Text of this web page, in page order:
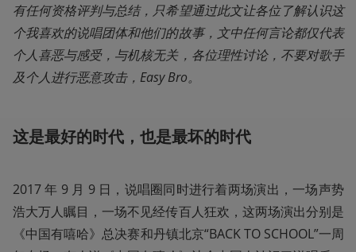
有任何资格评判与总结，只希望通过此文让各位了解认识这
个我喜欢的说唱团体和他们的故事，文中任何言论都仅代表
个人喜恶与感受，与机核无关，各位理性讨论，不要对歌手
及个人进行恶意攻击，Easy Bro。
这是最好的时代，也是最坏的时代
2017 年 9 月 9 日，说唱圈同时进行着两场演出，一场声势
浩大万人瞩目，一场不见经传百人狂欢，这两场演出分别是
《中国有嘻哈》总决赛和丹镇北京“BACK TO SCHOOL”一周